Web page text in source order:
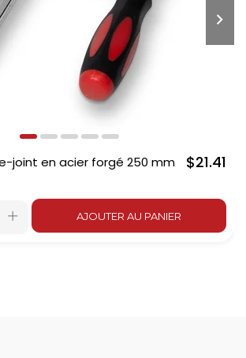
joint en acier forgé 250 mm $21.41
AJOUTER AU PANIER